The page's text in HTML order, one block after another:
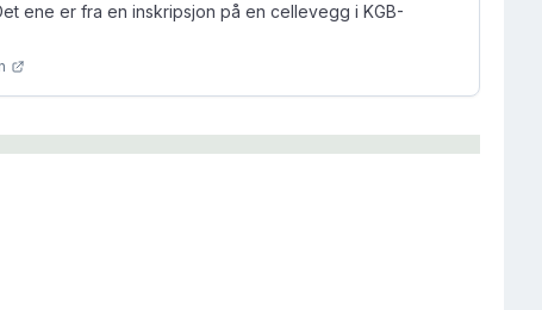
ene er fra en inskripsjon på en cellevegg i KGB-